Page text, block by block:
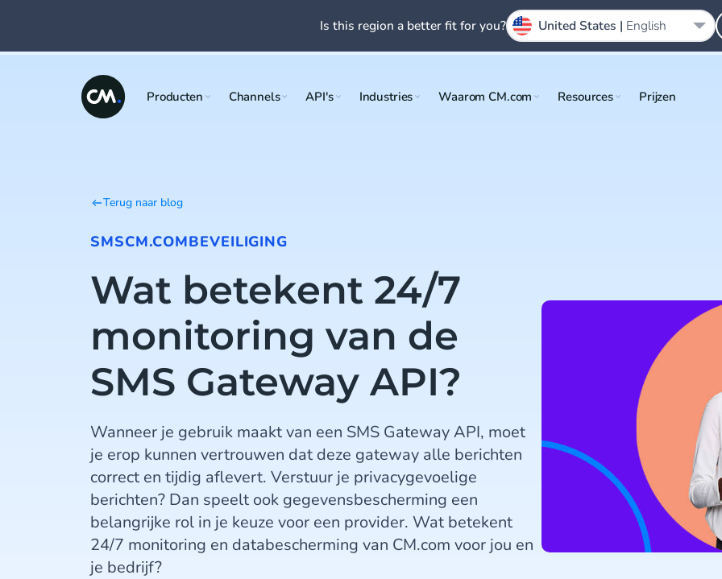
Producten Channels API's Industries Waarom CM.com Resources Prijzen
Terug naar blog
SMSCM.COMBEVEILIGING
Wat betekent 24/7
monitoring van de
SMS Gateway API?
Wanneer je gebruik maakt van een SMS Gateway API, moet
je erop kunnen vertrouwen dat deze gateway alle berichten
correct en tijdig aflevert. Verstuur je privacygevoelige
berichten? Dan speelt ook gegevensbescherming een
belangrijke rol in je keuze voor een provider. Wat betekent
24/7 monitoring en databescherming van CM.com voor jou en
je bedrijf?
Is this region a better fit for you? United States | English